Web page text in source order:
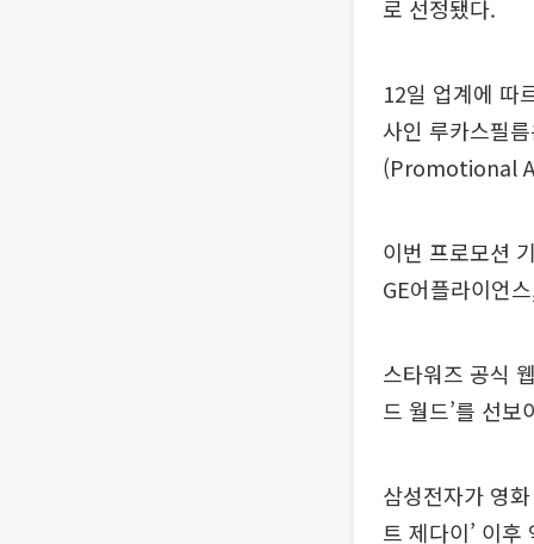
로 선정됐다.
12일 업계에 따
사인 루카스필
(Promotional
이번 프로모션
GE어플라이언
스타워즈 공식
드 월드’를 선
삼성전자가 영
트 제다이’ 이후